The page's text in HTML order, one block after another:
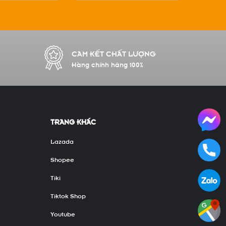
CAM KẾT CHẤT LƯỢNG
Hàng chính hãng 100%
TRANG KHÁC
Lazada
Shopee
Tiki
Tiktok Shop
Youtube